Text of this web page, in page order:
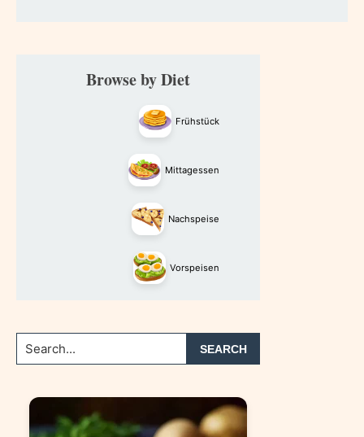
Primary
SidebarBrowse by Diet
Frühstück
Mittagessen
Nachspeise
Vorspeisen
Search...